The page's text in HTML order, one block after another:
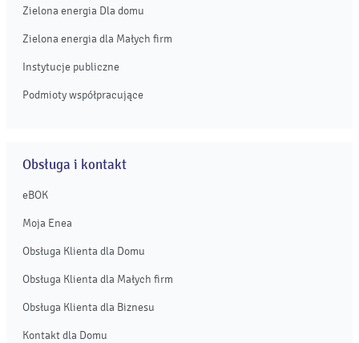
Zielona energia Dla domu
Zielona energia dla Małych firm
Instytucje publiczne
Podmioty współpracujące
Obsługa i kontakt
eBOK
Moja Enea
Obsługa Klienta dla Domu
Obsługa Klienta dla Małych firm
Obsługa Klienta dla Biznesu
Kontakt dla Domu